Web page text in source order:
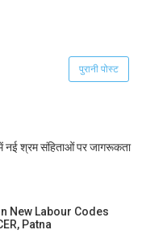
पुरानी पोस्ट
नई श्रम संहिताओं पर जागरूकता
New Labour Codes
Patna